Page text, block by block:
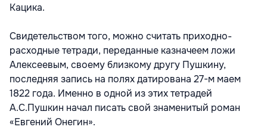
Кацика.
Свидетельством того, можно считать приходно-
расходные тетради, переданные казначеем ложи
Алексеевым, своему близкому другу Пушкину,
последняя запись на полях датирована 27-м маем
1822 года. Именно в одной из этих тетрадей
А.С.Пушкин начал писать свой знаменитый роман
«Евгений Онегин».